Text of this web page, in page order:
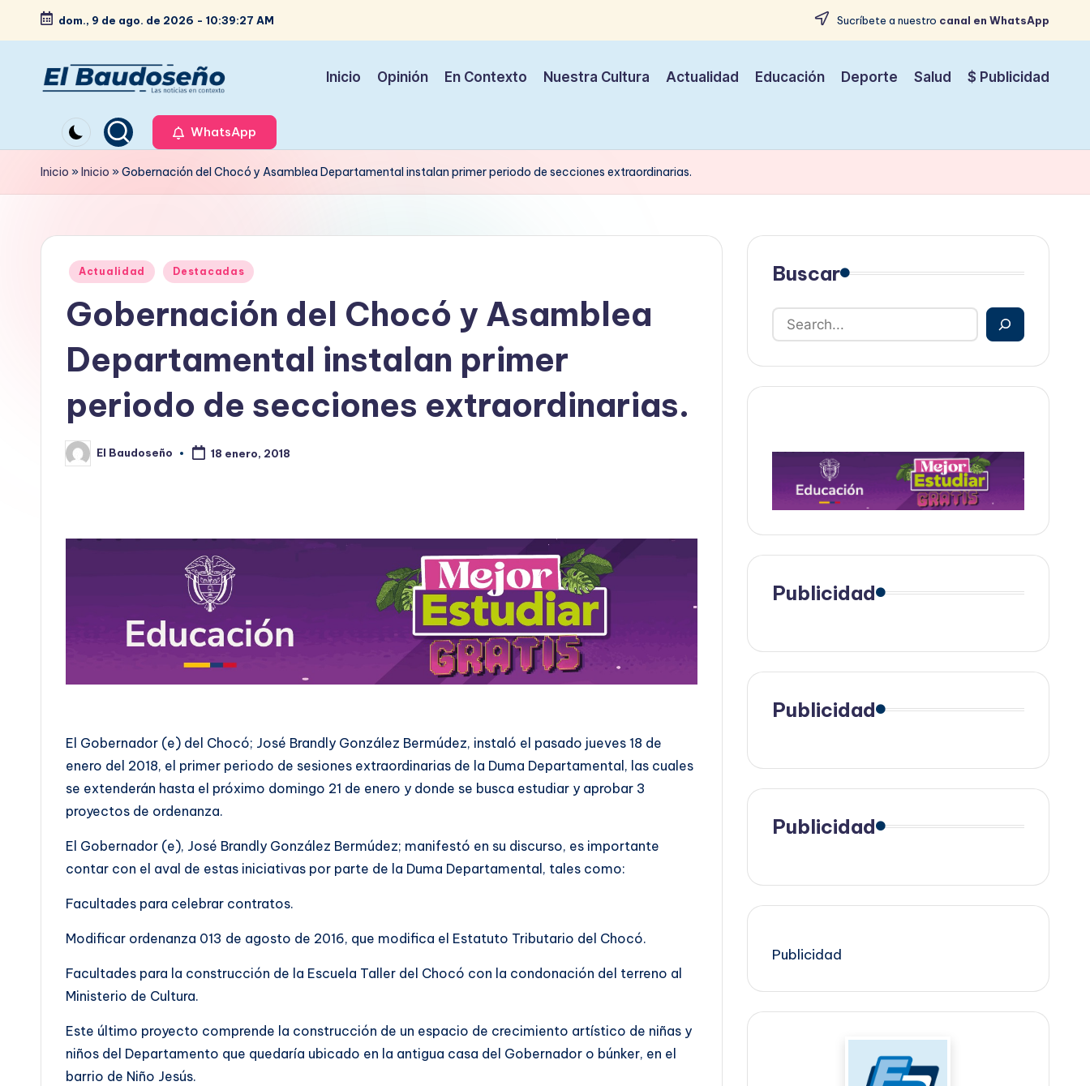
Saltar
contenido
dom., 9 de ago. de 2026 - 10:39:28 AM Sucríbete a nuestro canal en WhatsApp
e
ri
d
noticias
en
contexto
Inicio Opinión En Contexto Nuestra Cultura Actualidad Educación Deporte Salud $ Publicidad
WhatsApp
Inicio »Inicio »Gobernación del Chocó y Asamblea Departamental instalan primer periodo de secciones extraordinarias.
Publicado
Actualidad Destacadas
Gobernación del Chocó y Asamblea
Departamental instalan primer
periodo de secciones extraordinarias.
Publicado
por
El Baudoseño 18 enero, 2018
El Gobernador (e) del Chocó; José Brandly González Bermúdez, instaló el pasado jueves 18 de
enero del 2018, el primer periodo de sesiones extraordinarias de la Duma Departamental, las cuales
se extenderán hasta el próximo domingo 21 de enero y donde se busca estudiar y aprobar 3
proyectos de ordenanza.
El Gobernador (e), José Brandly González Bermúdez; manifestó en su discurso, es importante
contar con el aval de estas iniciativas por parte de la Duma Departamental, tales como:
Facultades para celebrar contratos.
Modificar ordenanza 013 de agosto de 2016, que modifica el Estatuto Tributario del Chocó.
Facultades para la construcción de la Escuela Taller del Chocó con la condonación del terreno al
Ministerio de Cultura.
Este último proyecto comprende la construcción de un espacio de crecimiento artístico de niñas y
niños del Departamento que quedaría ubicado en la antigua casa del Gobernador o búnker, en el
barrio de Niño Jesús.
Buscar
Publicidad
Publicidad
Publicidad
Publicidad